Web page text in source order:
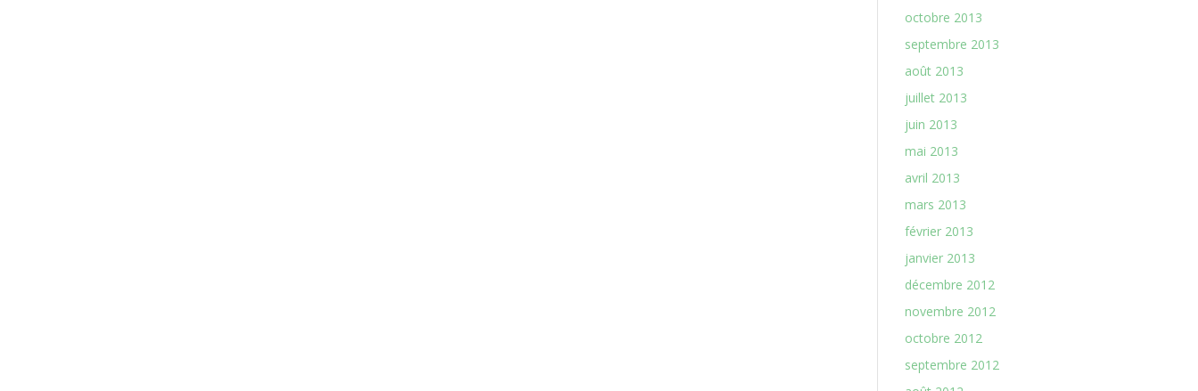
octobre 2013
septembre 2013
août 2013
juillet 2013
juin 2013
mai 2013
avril 2013
mars 2013
février 2013
janvier 2013
décembre 2012
novembre 2012
octobre 2012
septembre 2012